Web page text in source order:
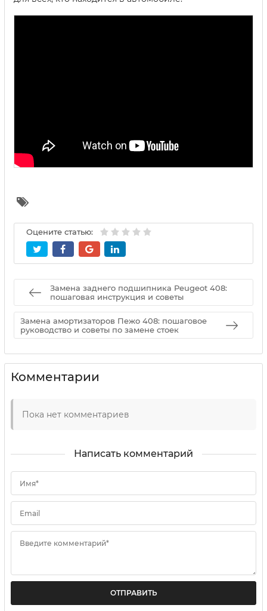
Оцените статью:
Замена заднего подшипника Peugeot 408:
пошаговая инструкция и советы
Замена амортизаторов Пежо 408: пошаговое
руководство и советы по замене стоек
Комментарии
Пока нет комментариев
Написать комментарий
Имя*
Email
Введите комментарий*
ОТПРАВИТЬ